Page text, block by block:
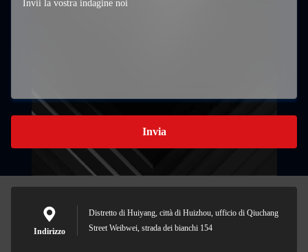
Invia
Indirizzo
Distretto di Huiyang, città di Huizhou, ufficio di Qiuchang
Street Weibwei, strada dei bianchi 154